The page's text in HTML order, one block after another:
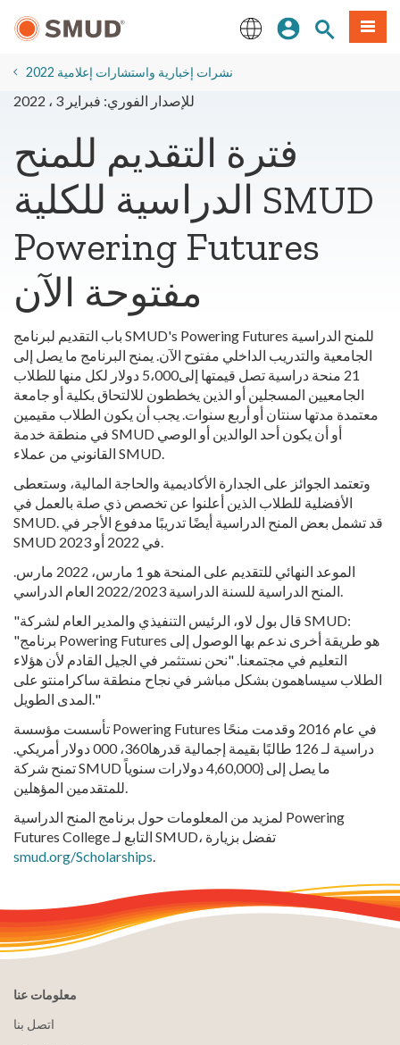
إلى
الرئيسي
تسجيل الدخول
بحث الموقع
طعام
2022 نشرات إخبارية واستشارات إعلامية
للإصدار الفوري: فبراير 3 ، 2022
فترة التقديم للمنح
الدراسية للكلية SMUD
Powering Futures
مفتوحة الآن
باب التقديم لبرنامج SMUD's Powering Futures للمنح الدراسية
الجامعية والتدريب الداخلي مفتوح الآن. يمنح البرنامج ما يصل إلى
21 منحة دراسية تصل قيمتها إلى5،000 دولار لكل منها للطلاب
الجامعيين المسجلين أو الذين يخططون للالتحاق بكلية أو جامعة
معتمدة مدتها سنتان أو أربع سنوات. يجب أن يكون الطلاب مقيمين
في منطقة خدمة SMUD أو أن يكون أحد الوالدين أو الوصي
القانوني من عملاء SMUD.
وتعتمد الجوائز على الجدارة الأكاديمية والحاجة المالية، وستعطى
الأفضلية للطلاب الذين أعلنوا عن تخصص ذي صلة بالعمل في
SMUD. قد تشمل بعض المنح الدراسية أيضًا تدريبًا مدفوع الأجر في
SMUD في 2022 أو 2023.
الموعد النهائي للتقديم على المنحة هو 1 مارس، 2022 مارس.
المنح الدراسية للسنة الدراسية 2022/2023 العام الدراسي.
"قال بول لاو، الرئيس التنفيذي والمدير العام لشركة SMUD:
"برنامج Powering Futures هو طريقة أخرى ندعم بها الوصول إلى
التعليم في مجتمعنا. "نحن نستثمر في الجيل القادم لأن هؤلاء
الطلاب سيساهمون بشكل مباشر في نجاح منطقة ساكرامنتو على
المدى الطويل."
تأسست مؤسسة Powering Futures في عام 2016 وقدمت منحًا
دراسية لـ 126 طالبًا بقيمة إجمالية قدرها360، 000 دولار أمريكي.
تمنح شركة SMUD ما يصل إلى {4,60,000 دولارات سنوياً
للمتقدمين المؤهلين.
لمزيد من المعلومات حول برنامج المنح الدراسية Powering
Futures College التابع لـ SMUD، تفضل بزيارة
smud.org/Scholarships.
معلومات عنا
اتصل بنا